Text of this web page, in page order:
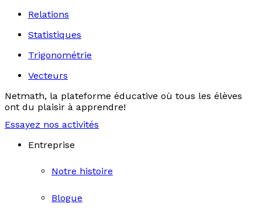
Relations
Statistiques
Trigonométrie
Vecteurs
Netmath, la plateforme éducative où tous les élèves
ont du plaisir à apprendre!
Essayez nos activités
Entreprise
Notre histoire
Blogue